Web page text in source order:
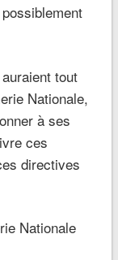
tout
Nationale,
à ses
ces
directives
Nationale